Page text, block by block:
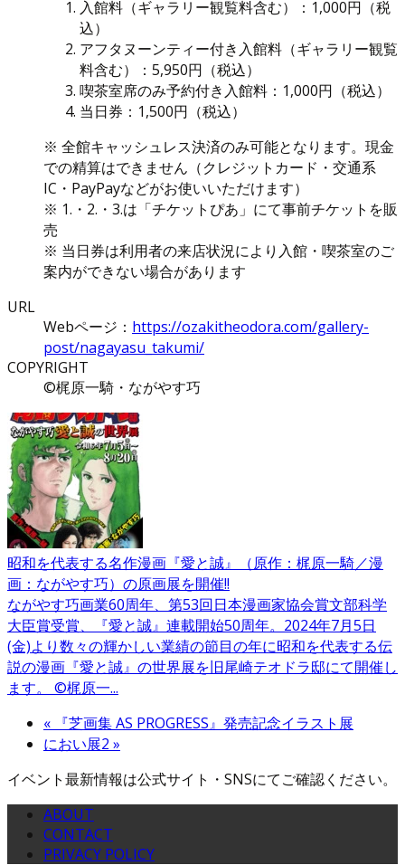
入館料（ギャラリー観覧料含む）：1,000円（税
込）
アフタヌーンティー付き入館料（ギャラリー観覧
料含む）：5,950円（税込）
喫茶室席のみ予約付き入館料：1,000円（税込）
当日券：1,500円（税込）
※ 全館キャッシュレス決済のみ可能となります。現金
での精算はできません（クレジットカード・交通系
IC・PayPayなどがお使いいただけます）
※ 1.・2.・3.は「チケットぴあ」にて事前チケットを販
売
※ 当日券は利用者の来店状況により入館・喫茶室のご
案内ができない場合があります
URL
Webページ： https://ozakitheodora.com/gallery-
post/nagayasu_takumi/
COPYRIGHT
©梶原一騎・ながやす巧
昭和を代表する名作漫画『愛と誠』（原作：梶原一騎／漫
画：ながやす巧）の原画展を開催!!
ながやす巧画業60周年、第53回日本漫画家協会賞文部科学
大臣賞受賞、『愛と誠』連載開始50周年。2024年7月5日
(金)より数々の輝かしい業績の節目の年に昭和を代表する伝
説の漫画『愛と誠』の世界展を旧尾崎テオドラ邸にて開催し
ます。 ©梶原一...
« 『芝画集 AS PROGRESS』発売記念イラスト展
におい展2 »
イベント最新情報は公式サイト・SNSにてご確認ください。
ABOUT
CONTACT
PRIVACY POLICY